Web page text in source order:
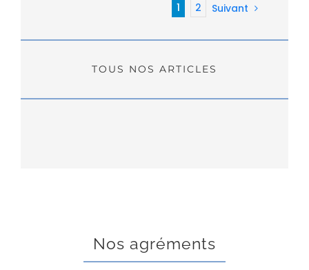
1 2 Suivant
TOUS NOS ARTICLES
Nos agréments